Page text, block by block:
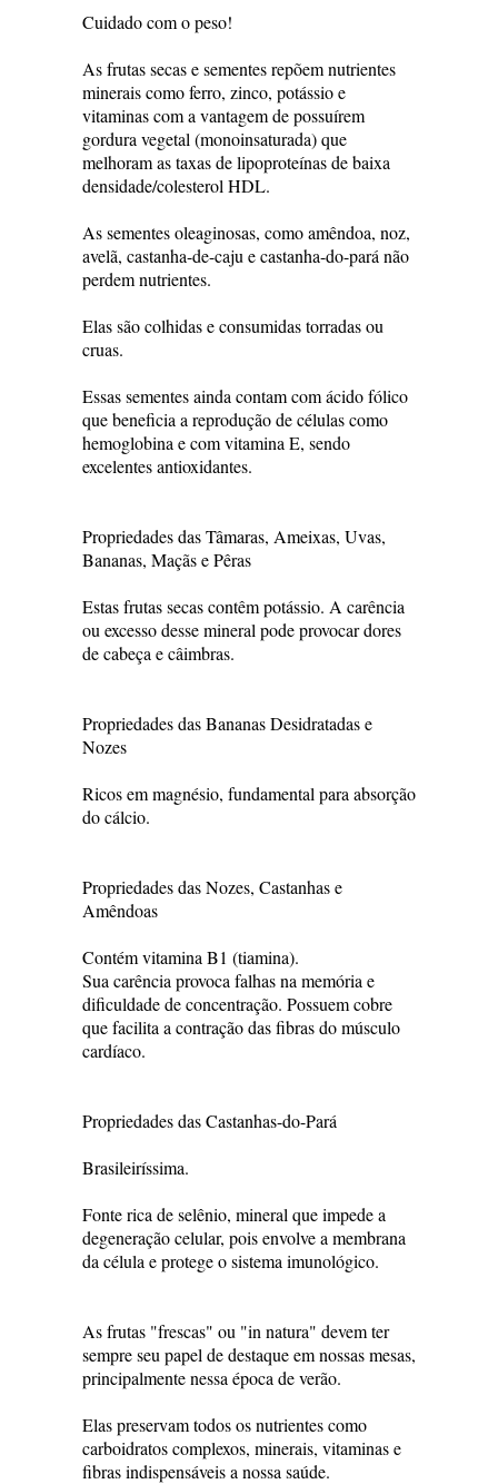
Cuidado com o peso!
As frutas secas e sementes repõem nutrientes
minerais como ferro, zinco, potássio e
vitaminas com a vantagem de possuírem
gordura vegetal (monoinsaturada) que
melhoram as taxas de lipoproteínas de baixa
densidade/colesterol HDL.
As sementes oleaginosas, como amêndoa, noz,
avelã, castanha-de-caju e castanha-do-pará não
perdem nutrientes.
Elas são colhidas e consumidas torradas ou
cruas.
Essas sementes ainda contam com ácido fólico
que beneficia a reprodução de células como
hemoglobina e com vitamina E, sendo
excelentes antioxidantes.
Propriedades das Tâmaras, Ameixas, Uvas,
Bananas, Maçãs e Pêras
Estas frutas secas contêm potássio. A carência
ou excesso desse mineral pode provocar dores
de cabeça e câimbras.
Propriedades das Bananas Desidratadas e
Nozes
Ricos em magnésio, fundamental para absorção
do cálcio.
Propriedades das Nozes, Castanhas e
Amêndoas
Contém vitamina B1 (tiamina).
Sua carência provoca falhas na memória e
dificuldade de concentração. Possuem cobre
que facilita a contração das fibras do músculo
cardíaco.
Propriedades das Castanhas-do-Pará
Brasileiríssima.
Fonte rica de selênio, mineral que impede a
degeneração celular, pois envolve a membrana
da célula e protege o sistema imunológico.
As frutas "frescas" ou "in natura" devem ter
sempre seu papel de destaque em nossas mesas,
principalmente nessa época de verão.
Elas preservam todos os nutrientes como
carboidratos complexos, minerais, vitaminas e
fibras indispensáveis a nossa saúde.